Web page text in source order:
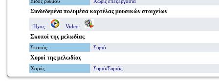
Συνδεδεμένα πολυμέσα καρτέλας μουσικών στοιχείων
Ήχος: Video:
Σκοποί της μελωδίας
Σκοπός: Συρτό
Χοροί της μελωδίας
Χορός: Συρτό/Συρτός